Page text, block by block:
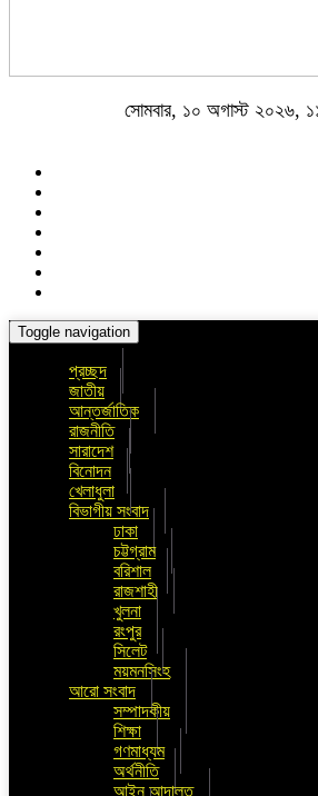
সোমবার, ১০ অগাস্ট ২০২৬,
Toggle navigation
প্রচ্ছদ
জাতীয়
আন্তর্জাতিক
রাজনীতি
সারাদেশ
বিনোদন
খেলাধুলা
বিভাগীয় সংবাদ
ঢাকা
চট্টগ্রাম
বরিশাল
রাজশাহী
খুলনা
রংপুর
সিলেট
ময়মনসিংহ
আরো সংবাদ
সম্পাদকীয়
শিক্ষা
গণমাধ্যম
অর্থনীতি
আইন আদালত